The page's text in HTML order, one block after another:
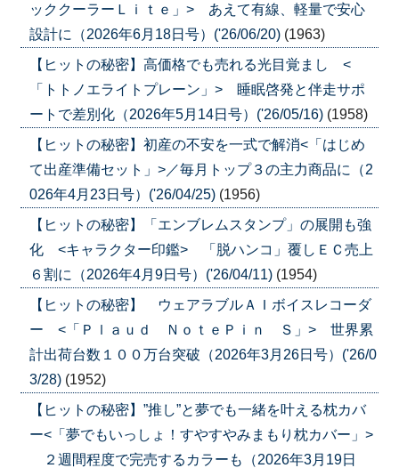
ッククーラーＬｉｔｅ」> あえて有線、軽量で安心
設計に（2026年6月18日号）('26/06/20) (1963)
【ヒットの秘密】高価格でも売れる光目覚まし <
「トトノエライトプレーン」> 睡眠啓発と伴走サポ
ートで差別化（2026年5月14日号）('26/05/16) (1958)
【ヒットの秘密】初産の不安を一式で解消<「はじめ
て出産準備セット」>／毎月トップ３の主力商品に（2
026年4月23日号）('26/04/25) (1956)
【ヒットの秘密】「エンブレムスタンプ」の展開も強
化 <キャラクター印鑑> 「脱ハンコ」覆しＥＣ売上
６割に（2026年4月9日号）('26/04/11) (1954)
【ヒットの秘密】 ウェアラブルＡＩボイスレコーダ
ー <「Ｐｌａｕｄ ＮｏｔｅＰｉｎ Ｓ」> 世界累
計出荷台数１００万台突破（2026年3月26日号）('26/0
3/28) (1952)
【ヒットの秘密】”推し”と夢でも一緒を叶える枕カバ
ー<「夢でもいっしょ！すやすやみまもり枕カバー」>
２週間程度で完売するカラーも（2026年3月19日